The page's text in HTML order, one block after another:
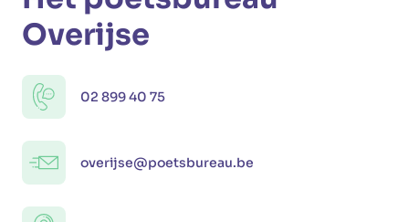
Overijse
02 899 40 75
overijse@poetsbureau.be